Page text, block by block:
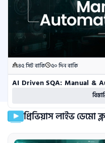
৪৫ সিট বাকি ৫০ দিন বাকি
AI Driven SQA: Manual &
প্রিভিয়াস লাইভ ডেমো